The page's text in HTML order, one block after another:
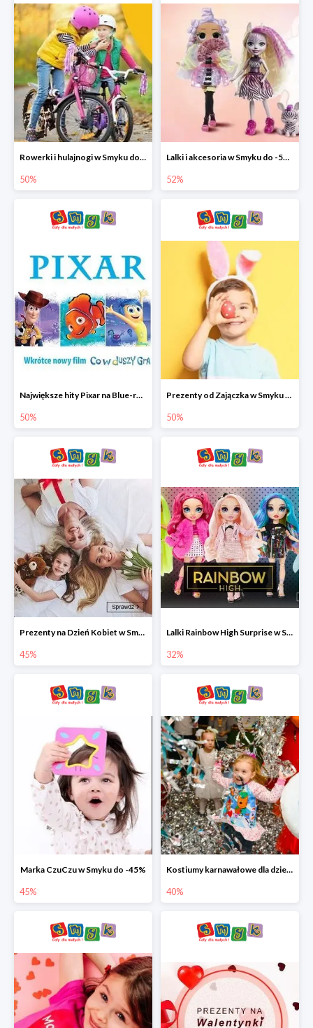
Rowerki i hulajnogi w Smyku do -50%
50%
Lalki i akcesoria w Smyku do -52%
52%
Największe hity Pixar na Blue-rey i DVD w Smyku - drugi film -50%
50%
Prezenty od Zajączka w Smyku do -50%
50%
Prezenty na Dzień Kobiet w Smyku do -45%
45%
Lalki Rainbow High Surprise w Smyku do -35%
32%
Marka CzuCzu w Smyku do -45%
45%
Kostiumy karnawałowe dla dzieci w Smyku do -40%
40%